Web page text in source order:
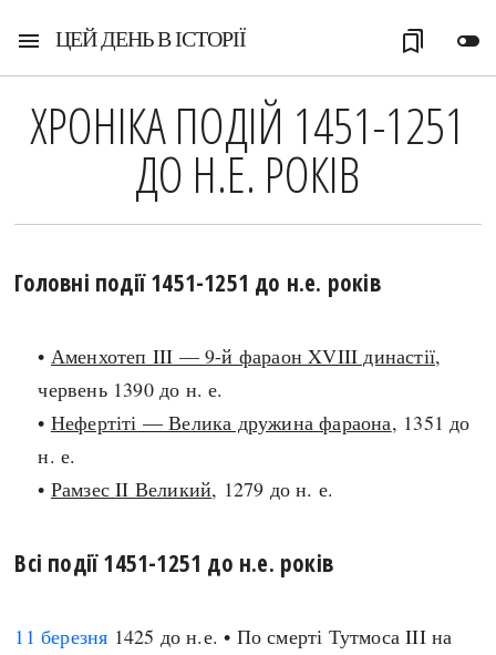
menu ЦЕЙ ДЕНЬ В ІСТОРІЇ toggle_off
bookmarks
ХРОНІКА ПОДІЙ 1451-1251
ДО Н.Е. РОКІВ
Головні події 1451-1251 до н.е. років
• Аменхотеп III — 9-й фараон XVIII династії,
червень 1390 до н. е.
• Нефертіті — Велика дружина фараона, 1351 до
н. е.
• Рамзес II Великий, 1279 до н. е.
Всі події 1451-1251 до н.е. років
11 березня 1425 до н.е. • По смерті Тутмоса III на